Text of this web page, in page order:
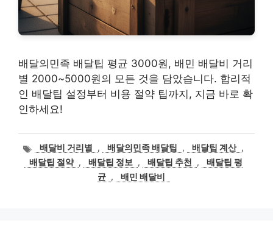
배달의민족 배달팁 평균 3000원, 배민 배달비 거리
별 2000~5000원의 모든 것을 담았습니다. 합리적
인 배달팁 설정부터 비용 절약 팁까지, 지금 바로 확
인하세요!
태
그
배달비 거리별 , 배달의민족 배달팁 , 배달팁 계산 ,
배달팁 절약 , 배달팁 정보 , 배달팁 추천 ,
배달팁 평
균 , 배민 배달비